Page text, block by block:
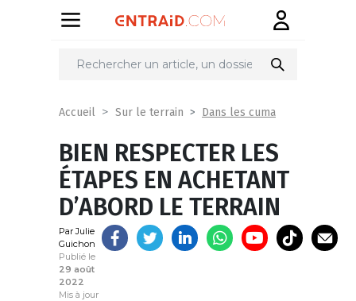
Partager
Accueil Sur le terrain Dans les cuma
BIEN RESPECTER LES
ÉTAPES EN ACHETANT
D’ABORD LE TERRAIN
Par Julie
Guichon
Publié le
29 août
2022
Mis à jour